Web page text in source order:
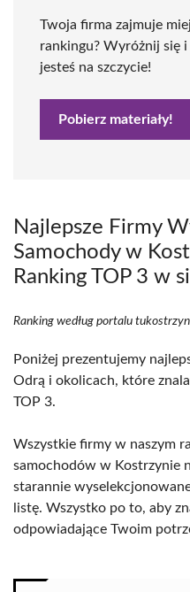
Twoja firma zajmuje
rankingu? Wyróżnij się
jesteś na szczycie!
Pobierz materiały!
Najlepsze Firmy
Samochody w
Ranking TOP 3 w
Ranking według portalu
Poniżej prezentujemy
Odrą i okolicach, które
TOP 3.
Wszystkie firmy w naszym
samochodów w Kostrzynie
starannie
listę. Wszystko po to, aby
odpowiadające Twoim